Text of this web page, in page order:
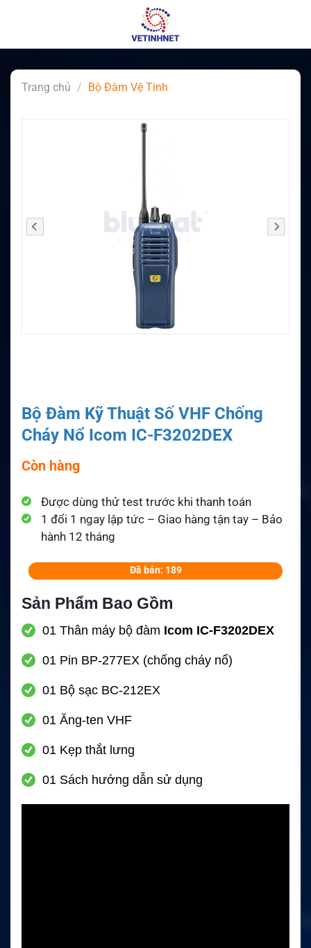
Trang chủ / Bộ Đàm Vệ Tinh
Bộ Đàm Kỹ Thuật Số VHF Chống
Cháy Nổ Icom IC-F3202DEX
Còn hàng
Được dùng thử test trước khi thanh toán
1 đổi 1 ngay lập tức – Giao hàng tận tay – Bảo
hành 12 tháng
Đã bán: 189
Sản Phẩm Bao Gồm
01 Thân máy bộ đàm Icom IC-F3202DEX
01 Pin BP-277EX (chống cháy nổ)
01 Bộ sạc BC-212EX
01 Ăng-ten VHF
01 Kẹp thắt lưng
01 Sách hướng dẫn sử dụng